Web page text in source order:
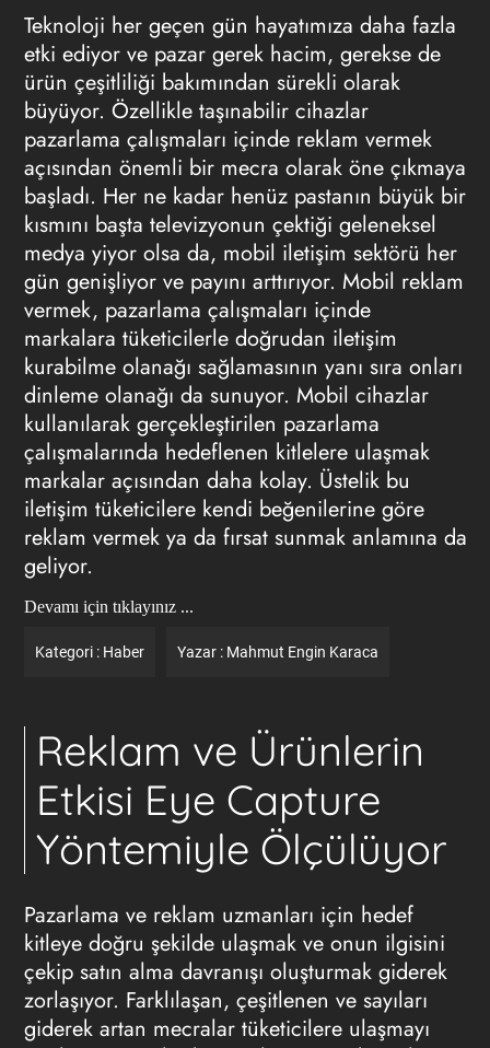
Teknoloji her geçen gün hayatımıza daha fazla
etki ediyor ve pazar gerek hacim, gerekse de
ürün çeşitliliği bakımından sürekli olarak
büyüyor. Özellikle taşınabilir cihazlar
pazarlama çalışmaları içinde reklam vermek
açısından önemli bir mecra olarak öne çıkmaya
başladı. Her ne kadar henüz pastanın büyük bir
kısmını başta televizyonun çektiği geleneksel
medya yiyor olsa da, mobil iletişim sektörü her
gün genişliyor ve payını arttırıyor. Mobil reklam
vermek, pazarlama çalışmaları içinde
markalara tüketicilerle doğrudan iletişim
kurabilme olanağı sağlamasının yanı sıra onları
dinleme olanağı da sunuyor. Mobil cihazlar
kullanılarak gerçekleştirilen pazarlama
çalışmalarında hedeflenen kitlelere ulaşmak
markalar açısından daha kolay. Üstelik bu
iletişim tüketicilere kendi beğenilerine göre
reklam vermek ya da fırsat sunmak anlamına da
geliyor.
Devamı için tıklayınız ...
Kategori : Haber Yazar : Mahmut Engin Karaca
Reklam ve Ürünlerin
Etkisi Eye Capture
Yöntemiyle Ölçülüyor
Pazarlama ve reklam uzmanları için hedef
kitleye doğru şekilde ulaşmak ve onun ilgisini
çekip satın alma davranışı oluşturmak giderek
zorlaşıyor. Farklılaşan, çeşitlenen ve sayıları
giderek artan mecralar tüketicilere ulaşmayı